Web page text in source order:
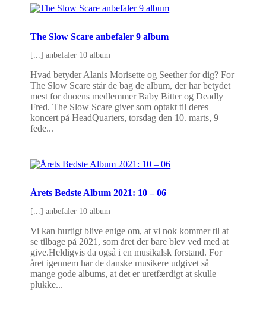
The Slow Scare anbefaler 9 album
[...] anbefaler 10 album
Hvad betyder Alanis Morisette og Seether for dig? For
The Slow Scare står de bag de album, der har betydet
mest for duoens medlemmer Baby Bitter og Deadly
Fred. The Slow Scare giver som optakt til deres
koncert på HeadQuarters, torsdag den 10. marts, 9
fede...
Årets Bedste Album 2021: 10 – 06
[...] anbefaler 10 album
Vi kan hurtigt blive enige om, at vi nok kommer til at
se tilbage på 2021, som året der bare blev ved med at
give.Heldigvis da også i en musikalsk forstand. For
året igennem har de danske musikere udgivet så
mange gode albums, at det er uretfærdigt at skulle
plukke...